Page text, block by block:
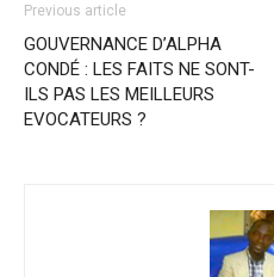
Previous article
GOUVERNANCE D’ALPHA
CONDÉ : LES FAITS NE SONT-
ILS PAS LES MEILLEURS
EVOCATEURS ?